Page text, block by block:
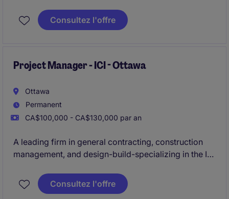
and commercial new build & renovation/addition
projects up to $20MM+ in value.
Consultez l'offre
Project Manager - ICI - Ottawa
Ottawa
Permanent
CA$100,000 - CA$130,000 par an
A leading firm in general contracting, construction
management, and design-build-specializing in the ICI
Manager
to oversee construction projects ranging
from
$20M to $50M Ottawa
Consultez l'offre